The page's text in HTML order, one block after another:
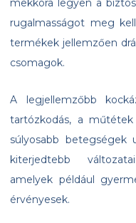
mekkora legyen a
rugalmasságot meg
termékek jellemzően
csomagok.
A legjellemzőbb
tartózkodás, a
súlyosabb betegségek
kiterjedtebb
amelyek például
érvényesek.